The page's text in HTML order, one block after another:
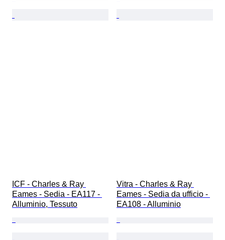
ICF - Charles & Ray
Eames - Sedia - EA117 -
Alluminio, Tessuto
Vitra - Charles & Ray
Eames - Sedia da ufficio -
EA108 - Alluminio